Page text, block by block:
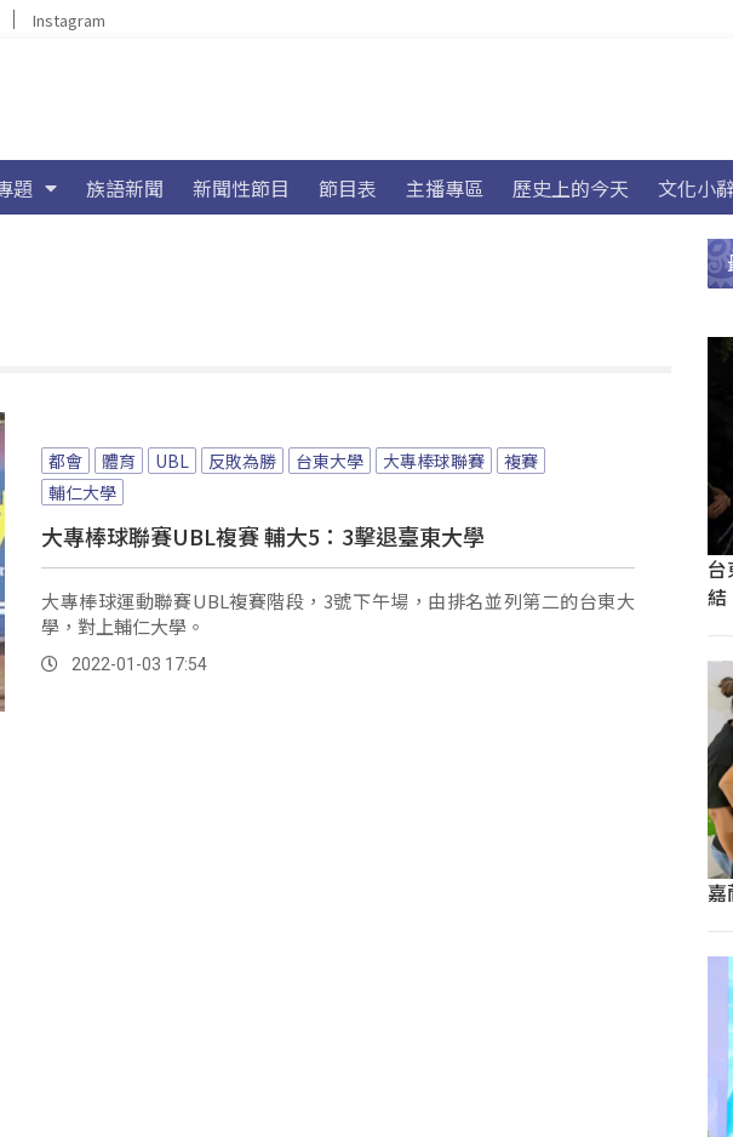
Instagram
題 族語新聞 新聞性節目 節目表 主播專區 歷史上的今天 文化小
都會 體育 UBL 反敗為勝 台東大學 大專棒球聯賽
複賽
輔仁大學
大專棒球聯賽UBL複賽 輔大5：3擊退臺東大學
大專棒球運動聯賽UBL複賽階段，3號下午場，由排名並列第二的台東大
學，對上輔仁大學。
2022-01-03 17:54
結